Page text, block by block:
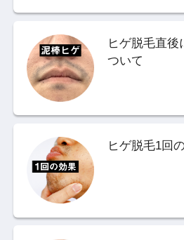
ヒゲ脱毛直後
ついて
ヒゲ脱毛1回